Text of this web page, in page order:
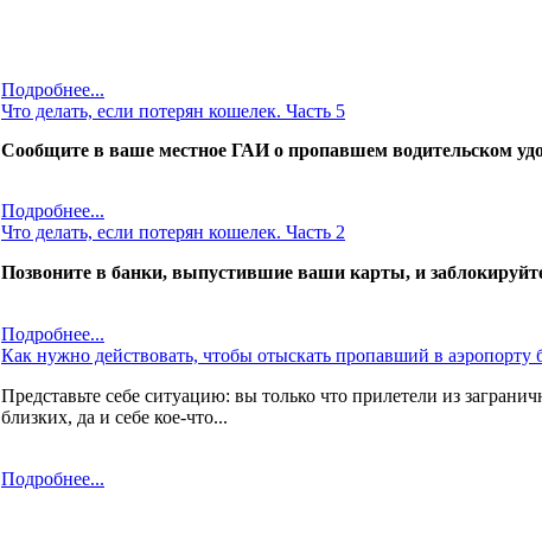
Подробнее...
Что делать, если потерян кошелек. Часть 5
Сообщите в ваше местное ГАИ о пропавшем водительском
Подробнее...
Что делать, если потерян кошелек. Часть 2
Позвоните в банки, выпустившие ваши карты, и
Подробнее...
Как нужно действовать, чтобы отыскать пропавший в аэропорту
Представьте себе ситуацию: вы только что прилетели из
близких, да и себе кое-что...
Подробнее...